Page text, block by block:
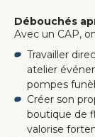
Débouchés
Avec un CAP,
Travailler
atelier
pompes
Créer son
boutique de
valorise